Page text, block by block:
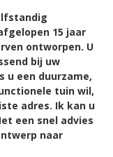
15 jaar
ontworpen. U
bij uw
u een duurzame,
tuin wil,
adres. Ik kan u
een snel advies
naar